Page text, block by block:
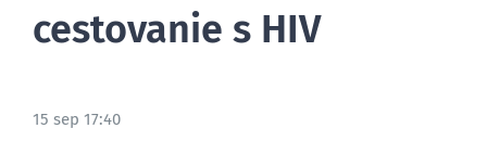
TURISTICKÉ VÍZA
cestovanie s HIV
15 sep 17:40